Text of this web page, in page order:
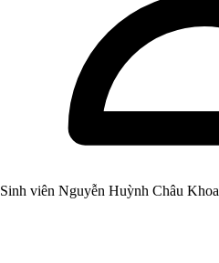
Sinh viên Nguyễn Huỳnh Châu Khoa